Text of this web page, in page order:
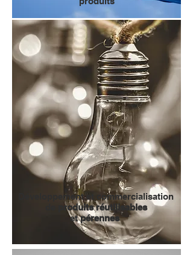
Développementet commercialisation
produits réutilisables
etpérennes